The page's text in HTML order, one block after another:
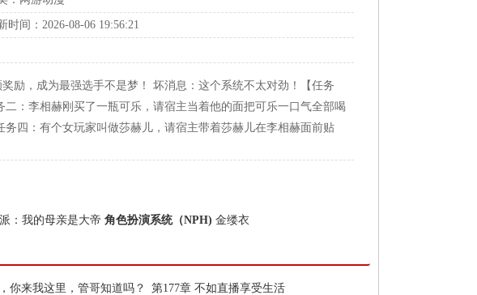
时间：2026-08-06 19:56:21
励，成为最强选手不是梦！ 坏消息：这个系统不太对劲！【任务
：李相赫刚买了一瓶可乐，请宿主当着他的面把可乐一口气全部喝
四：有个女玩家叫做莎赫儿，请宿主带着莎赫儿在李相赫面前贴
：我的母亲是大帝 角色扮演系统（NPH) 金缕衣
你来我这里，管哥知道吗？ 第177章 不如直播享受生活